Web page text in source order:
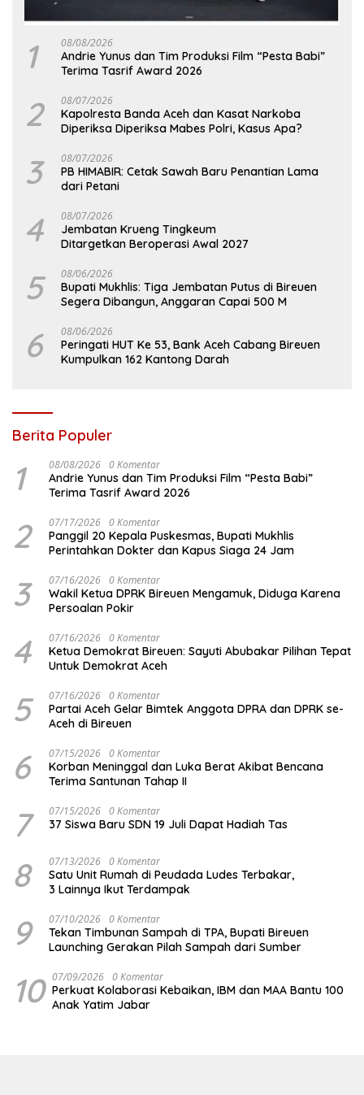
1 08/08/2026
Andrie Yunus dan Tim Produksi Film “Pesta Babi”
Terima Tasrif Award 2026
2 08/07/2026
Kapolresta Banda Aceh dan Kasat Narkoba
Diperiksa Diperiksa Mabes Polri, Kasus Apa?
3 08/07/2026
PB HIMABIR: Cetak Sawah Baru Penantian Lama
dari Petani
4 08/07/2026
Jembatan Krueng Tingkeum
Ditargetkan Beroperasi Awal 2027
5 08/06/2026
Bupati Mukhlis: Tiga Jembatan Putus di Bireuen
Segera Dibangun, Anggaran Capai 500 M
6 08/06/2026
Peringati HUT Ke 53, Bank Aceh Cabang Bireuen
Kumpulkan 162 Kantong Darah
Berita Populer
1 08/08/2026 0 Komentar
Andrie Yunus dan Tim Produksi Film “Pesta Babi”
Terima Tasrif Award 2026
2 07/17/2026 0 Komentar
Panggil 20 Kepala Puskesmas, Bupati Mukhlis
Perintahkan Dokter dan Kapus Siaga 24 Jam
3 07/16/2026 0 Komentar
Wakil Ketua DPRK Bireuen Mengamuk, Diduga Karena
Persoalan Pokir
4 07/16/2026 0 Komentar
Ketua Demokrat Bireuen: Sayuti Abubakar Pilihan Tepat
Untuk Demokrat Aceh
5 07/16/2026 0 Komentar
Partai Aceh Gelar Bimtek Anggota DPRA dan DPRK se-
Aceh di Bireuen
6 07/15/2026 0 Komentar
Korban Meninggal dan Luka Berat Akibat Bencana
Terima Santunan Tahap II
7 07/15/2026 0 Komentar
37 Siswa Baru SDN 19 Juli Dapat Hadiah Tas
8 07/13/2026 0 Komentar
Satu Unit Rumah di Peudada Ludes Terbakar,
3 Lainnya Ikut Terdampak
9 07/10/2026 0 Komentar
Tekan Timbunan Sampah di TPA, Bupati Bireuen
Launching Gerakan Pilah Sampah dari Sumber
10 07/09/2026 0 Komentar
Perkuat Kolaborasi Kebaikan, IBM dan MAA Bantu 100
Anak Yatim Jabar